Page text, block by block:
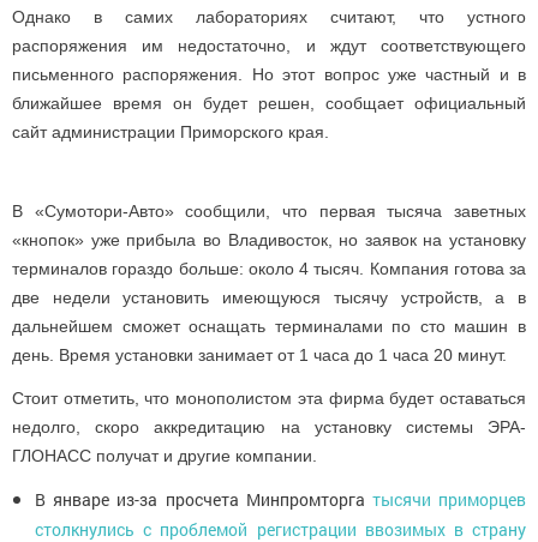
Однако в самих лабораториях считают, что устного
распоряжения им недостаточно, и ждут соответствующего
письменного распоряжения. Но этот вопрос уже частный и в
ближайшее время он будет решен, сообщает официальный
сайт администрации Приморского края.
В «Сумотори-Авто» сообщили, что первая тысяча заветных
«кнопок» уже прибыла во Владивосток, но заявок на установку
терминалов гораздо больше: около 4 тысяч. Компания готова за
две недели установить имеющуюся тысячу устройств, а в
дальнейшем сможет оснащать терминалами по сто машин в
день. Время установки занимает от 1 часа до 1 часа 20 минут.
Стоит отметить, что монополистом эта фирма будет оставаться
недолго, скоро аккредитацию на установку системы ЭРА-
ГЛОНАСС получат и другие компании.
В январе из-за просчета Минпромторга тысячи приморцев
столкнулись с проблемой регистрации ввозимых в страну